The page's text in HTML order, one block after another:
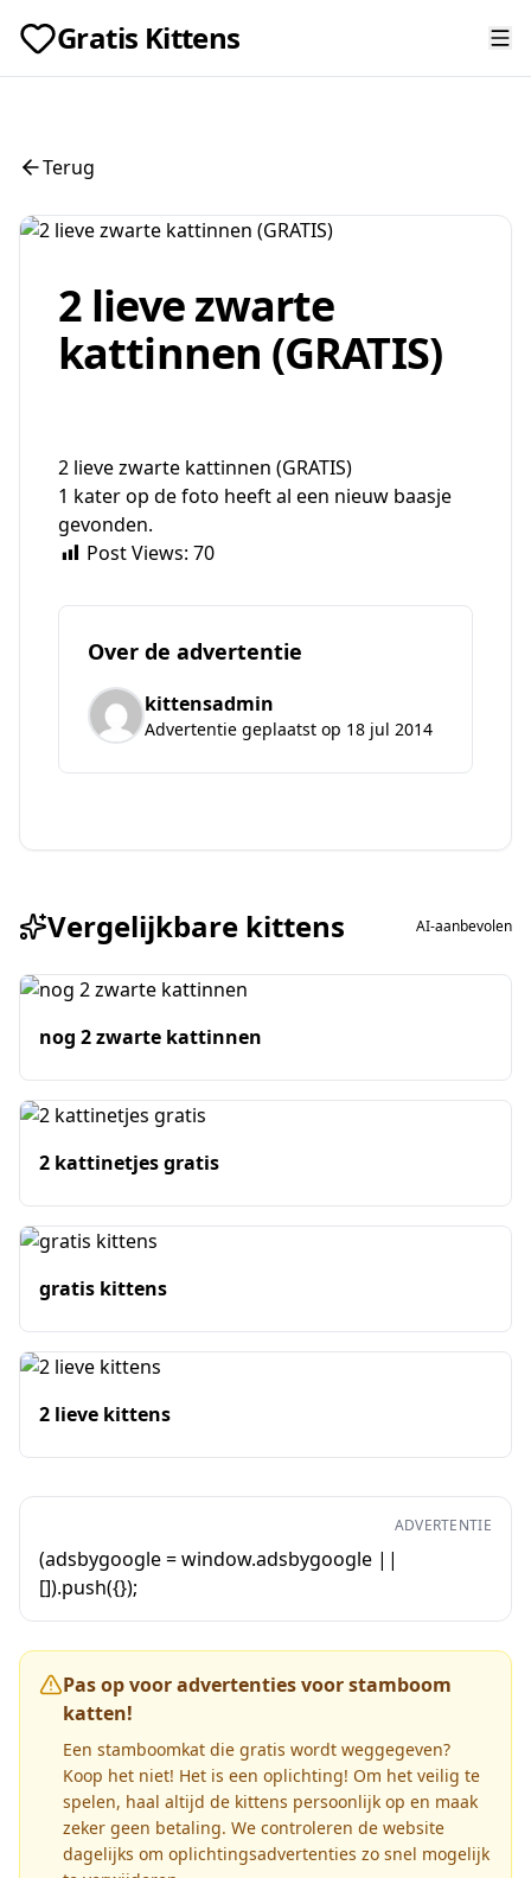
Gratis Kittens
Terug
2 lieve zwarte
kattinnen (GRATIS)
2 lieve zwarte kattinnen (GRATIS)
1 kater op de foto heeft al een nieuw baasje
gevonden.
Post Views: 70
Over de advertentie
kittensadmin
Advertentie geplaatst op 18 jul 2014
Vergelijkbare kittens AI-aanbevolen
nog 2 zwarte kattinnen
2 kattinetjes gratis
gratis kittens
2 lieve kittens
ADVERTENTIE
(adsbygoogle = window.adsbygoogle ||
[]).push({});
Pas op voor advertenties voor stamboom
katten!
Een stamboomkat die gratis wordt weggegeven?
Koop het niet! Het is een oplichting! Om het veilig te
spelen, haal altijd de kittens persoonlijk op en maak
zeker geen betaling. We controleren de website
dagelijks om oplichtingsadvertenties zo snel mogelijk